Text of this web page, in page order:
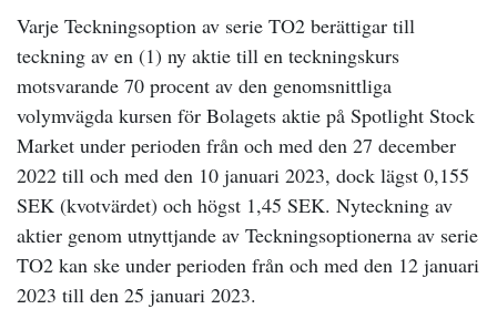
Varje Teckningsoption av serie TO2 berättigar till
teckning av en (1) ny aktie till en teckningskurs
motsvarande 70 procent av den genomsnittliga
volymvägda kursen för Bolagets aktie på Spotlight Stock
Market under perioden från och med den 27 december
2022 till och med den 10 januari 2023, dock lägst 0,155
SEK (kvotvärdet) och högst 1,45 SEK. Nyteckning av
aktier genom utnyttjande av Teckningsoptionerna av serie
TO2 kan ske under perioden från och med den 12 januari
2023 till den 25 januari 2023.